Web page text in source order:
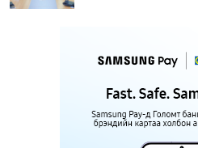
үүлтэй
Шатахууны
шаардлагагүй бол
АНУ-ын ЭСЯ-наас